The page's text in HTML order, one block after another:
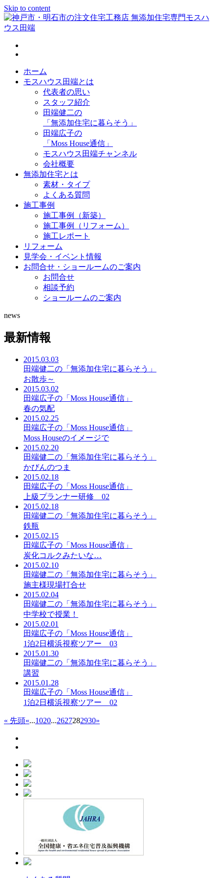
Skip to content
神戸市・明石市の注文住宅工務店 無添加住宅専門モスハウス
田端
ホーム
モスハウス田端とは
代表者の思い
スタッフ紹介
田端健二の
「無添加住宅に暮らそう」
田端広子の
「Moss House通信」
モスハウス田端チャンネル
会社概要
無添加住宅とは
素材・タイプ
よくある質問
施工事例
施工事例（新築）
施工事例（リフォーム）
施工レポート
リフォーム
見学会・イベント情報
お問合せ・ショールームのご案内
お問合せ
相談予約
ショールームのご案内
news
最新情報
2015.03.03
田端健二の「無添加住宅に暮らそう」
お散歩～
2015.03.02
田端広子の「Moss House通信」
春の気配
2015.02.25
田端広子の「Moss House通信」
Moss Houseのイメージで
2015.02.20
田端健二の「無添加住宅に暮らそう」
かびんのつま
2015.02.18
田端広子の「Moss House通信」
上級プランナー研修 02
2015.02.18
田端健二の「無添加住宅に暮らそう」
鉄瓶
2015.02.15
田端広子の「Moss House通信」
炭化コルクみたいな…
2015.02.10
田端健二の「無添加住宅に暮らそう」
施主様現場打合せ
2015.02.04
田端健二の「無添加住宅に暮らそう」
中学校で授業！
2015.02.01
田端広子の「Moss House通信」
1泊2日横浜視察ツアー 03
2015.01.30
田端健二の「無添加住宅に暮らそう」
講習
2015.01.28
田端広子の「Moss House通信」
1泊2日横浜視察ツアー 02
« 先頭«...1020...2627282930»